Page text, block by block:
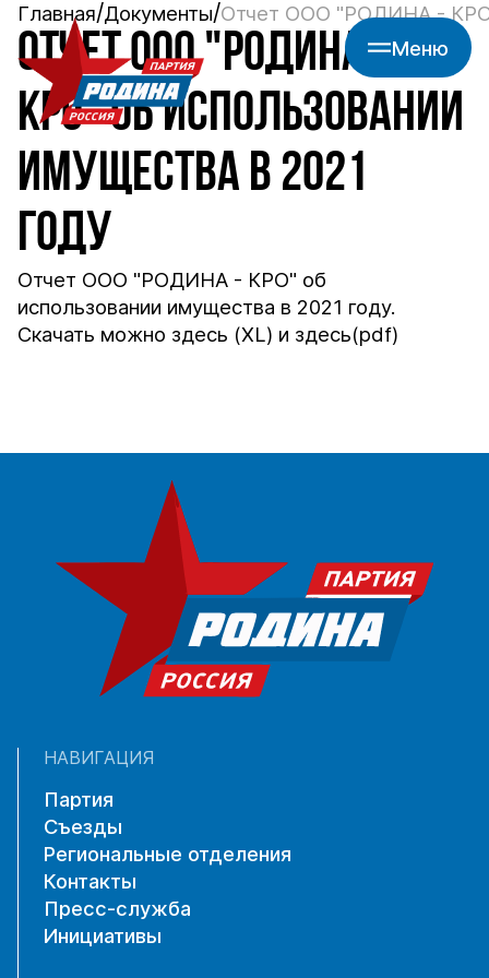
Меню
Главная Документы Отчет ООО "РОДИНА - КРО"
ОТЧЕТ ООО "РОДИНА -
КРО" ОБ ИСПОЛЬЗОВАНИИ
ИМУЩЕСТВА В 2021
ГОДУ
Отчет ООО "РОДИНА - КРО" об
использовании имущества в 2021 году.
Скачать можно здесь (XL) и здесь(pdf)
НАВИГАЦИЯ
Партия
Съезды
Региональные отделения
Контакты
Пресс-служба
Инициативы